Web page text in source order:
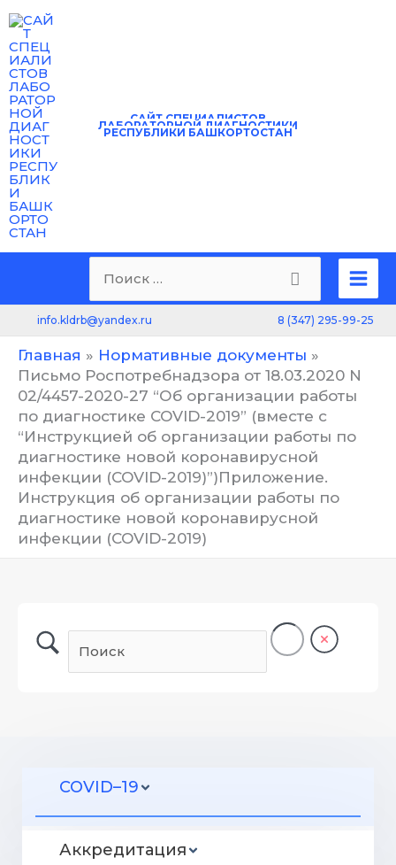
Перейти
содержимому
САЙТ СПЕЦИАЛИСТОВ
ЛАБОРАТОРНОЙ ДИАГНОСТИКИ
РЕСПУБЛИКИ БАШКОРТОСТАН
Main
info.kldrb@yandex.ru 8 (347) 295-99-25
Главная
Нормативные документы
Письмо Роспотребнадзора от 18.03.2020 N
02/4457-2020-27 “Об организации работы
по диагностике COVID-2019” (вместе с
“Инструкцией об организации работы по
диагностике новой коронавирусной
инфекции (COVID-2019)”)Приложение.
Инструкция об организации работы по
диагностике новой коронавирусной
инфекции (COVID-2019)
COVID–19
Аккредитация